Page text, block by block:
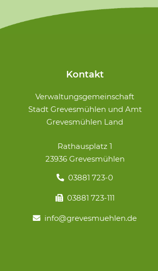
Kontakt
Verwaltungsgemeinschaft
Stadt Grevesmühlen und Amt
Grevesmühlen Land
Rathausplatz 1
23936 Grevesmühlen
03881 723-0
03881 723-111
info@grevesmuehlen.de